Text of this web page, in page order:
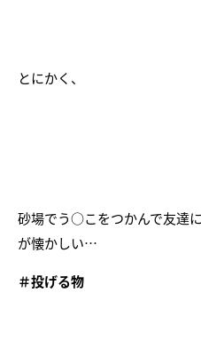
とにかく、
砂場でう○こをつかんで友達
が懐かしい…
＃投げる物